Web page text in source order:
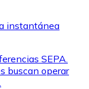
instantánea
SEPA.
buscan operar